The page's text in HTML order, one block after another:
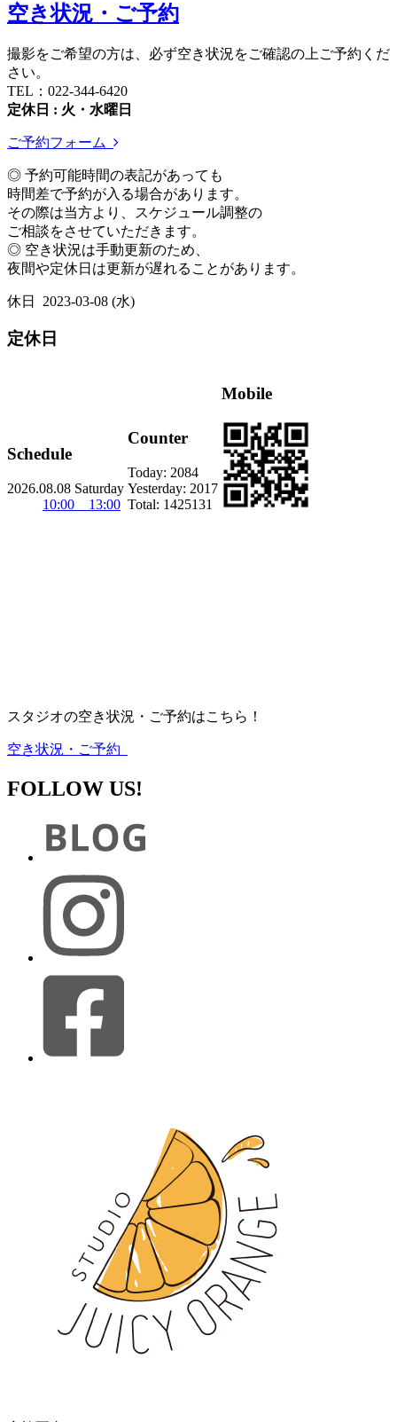
空き状況・ご予約
撮影をご希望の方は、必ず空き状況をご確認の上ご予約くだ
さい。
TEL：022-344-6420
定休日 : 火・水曜日
ご予約フォーム
◎ 予約可能時間の表記があっても
時間差で予約が入る場合があります。
その際は当方より、スケジュール調整の
ご相談をさせていただきます。
◎ 空き状況は手動更新のため、
夜間や定休日は更新が遅れることがあります。
休日 2023-03-08 (水)
定休日
Schedule
2026.08.08 Saturday
10:00 13:00
Counter
Today: 2084
Yesterday: 2017
Total: 1425131
Mobile
スタジオの空き状況・ご予約はこちら！
空き状況・ご予約
FOLLOW US!